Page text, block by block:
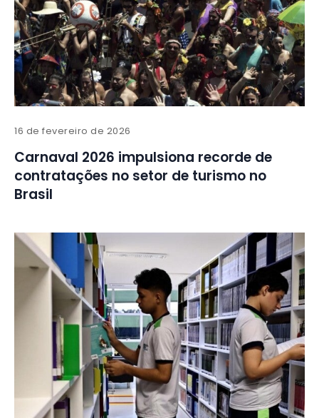
16 de fevereiro de 2026
Carnaval 2026 impulsiona recorde de
contratações no setor de turismo no
Brasil